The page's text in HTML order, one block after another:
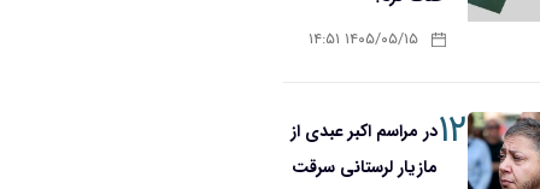
۱۴۰۵/۰۵/۱۵ ۱۴:۵۱
۱۲در مراسم اکبر عبدی از
مازیار لرستانی سرقت